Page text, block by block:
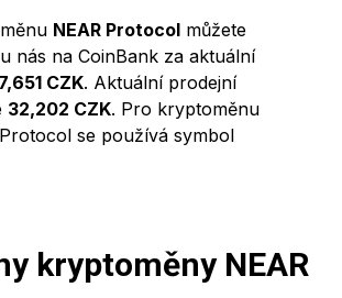
NEAR Protocol můžete
nás na CoinBank za aktuální
CZK. Aktuální prodejní
32,202 CZK. Pro kryptoměnu
se používá symbol
kryptoměny NEAR